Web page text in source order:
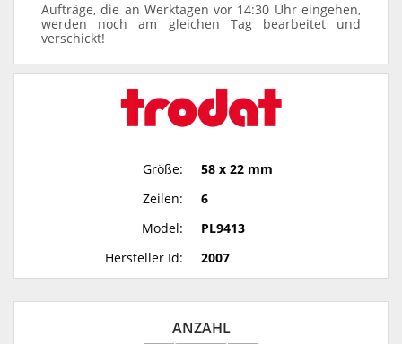
Aufträge, die an Werktagen vor 14:30 Uhr eingehen,
werden noch am gleichen Tag bearbeitet und
verschickt!
Größe:
58 x 22 mm
Zeilen:
6
Model:
PL9413
Hersteller Id:
2007
ANZAHL